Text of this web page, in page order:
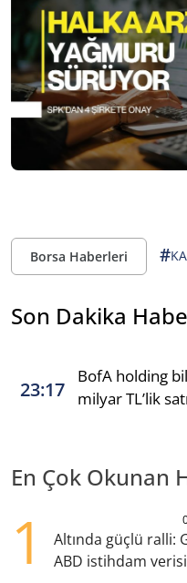
Borsa Haberleri #
Son Dakika
23:17
BofA holding
milyar TL’lik
En Çok Okunan
1
Altında güçlü ralli:
ABD istihdam